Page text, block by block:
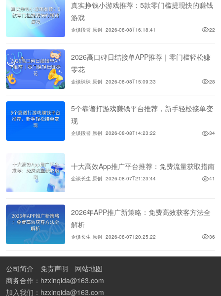
真实挣钱小游戏推荐：5款零门槛提现快的赚钱
游戏
企谈段誉 原创 2026-08-08T16:18:41 22
2026高口碑日结接单APP推荐｜零门槛轻松赚
零花
企谈珠珠 原创 2026-08-08T15:09:33 28
5个靠谱打游戏赚钱平台推荐，新手轻松接单变
现
企谈段誉 原创 2026-08-08T14:23:22 34
十大高效App推广平台推荐：免费流量获取指南
企谈长生 原创 2026-08-07T21:23:44 41
2026年APP推广新策略：免费高效获客方法全
解析
企谈长生 原创 2026-08-07T20:25:22 36
公司简介 免责声明
网站地图
商务合作：hzxinqida@163.com
加入我们：hzxinqida@163.com